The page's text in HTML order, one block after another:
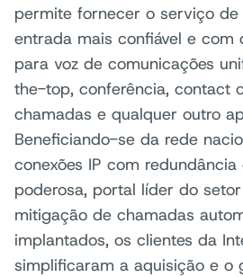
permite fornecer o serviço
entrada mais confiável e com
para voz de comunicações
the-top, conferência, contact
chamadas e qualquer outro
Beneficiando-se da rede
conexões IP com
poderosa, portal líder do
mitigação de chamadas
implantados, os clientes da
simplificaram a aquisição e o